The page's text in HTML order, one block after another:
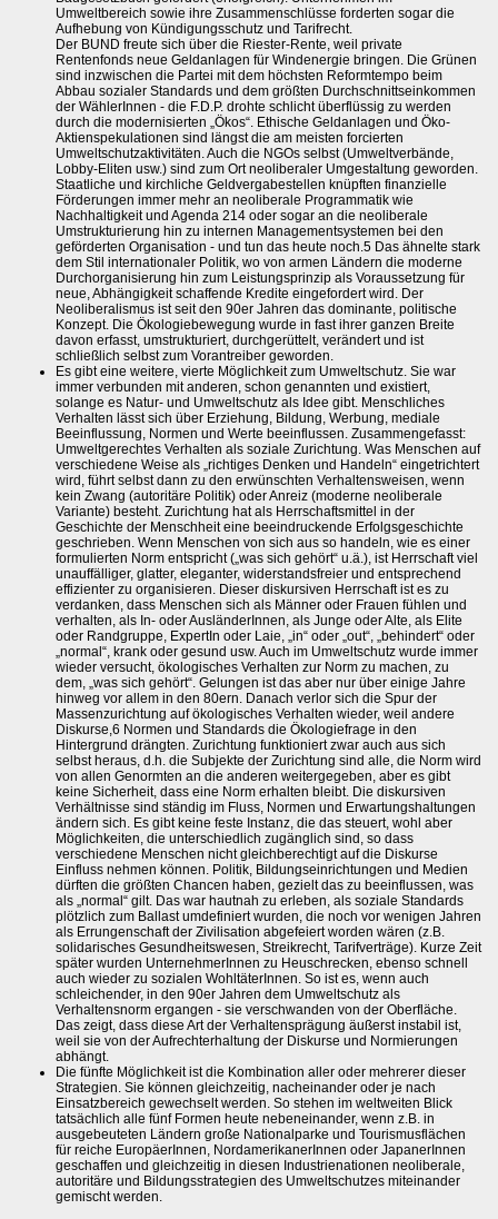
Umweltbereich sowie ihre Zusammenschlüsse forderten sogar die
Aufhebung von Kündigungsschutz und Tarifrecht.
Der BUND freute sich über die Riester-Rente, weil private
Rentenfonds neue Geldanlagen für Windenergie bringen. Die Grünen
sind inzwischen die Partei mit dem höchsten Reformtempo beim
Abbau sozialer Standards und dem größten Durchschnittseinkommen
der WählerInnen - die F.D.P. drohte schlicht überflüssig zu werden
durch die modernisierten „Ökos“. Ethische Geldanlagen und Öko-
Aktienspekulationen sind längst die am meisten forcierten
Umweltschutzaktivitäten. Auch die NGOs selbst (Umweltverbände,
Lobby-Eliten usw.) sind zum Ort neoliberaler Umgestaltung geworden.
Staatliche und kirchliche Geldvergabestellen knüpften finanzielle
Förderungen immer mehr an neoliberale Programmatik wie
Nachhaltigkeit und Agenda 214 oder sogar an die neoliberale
Umstrukturierung hin zu internen Managementsystemen bei den
geförderten Organisation - und tun das heute noch.5 Das ähnelte stark
dem Stil internationaler Politik, wo von armen Ländern die moderne
Durchorganisierung hin zum Leistungsprinzip als Voraussetzung für
neue, Abhängigkeit schaffende Kredite eingefordert wird. Der
Neoliberalismus ist seit den 90er Jahren das dominante, politische
Konzept. Die Ökologiebewegung wurde in fast ihrer ganzen Breite
davon erfasst, umstrukturiert, durchgerüttelt, verändert und ist
schließlich selbst zum Vorantreiber geworden.
Es gibt eine weitere, vierte Möglichkeit zum Umweltschutz. Sie war
immer verbunden mit anderen, schon genannten und existiert,
solange es Natur- und Umweltschutz als Idee gibt. Menschliches
Verhalten lässt sich über Erziehung, Bildung, Werbung, mediale
Beeinflussung, Normen und Werte beeinflussen. Zusammengefasst:
Umweltgerechtes Verhalten als soziale Zurichtung. Was Menschen auf
verschiedene Weise als „richtiges Denken und Handeln“ eingetrichtert
wird, führt selbst dann zu den erwünschten Verhaltensweisen, wenn
kein Zwang (autoritäre Politik) oder Anreiz (moderne neoliberale
Variante) besteht. Zurichtung hat als Herrschaftsmittel in der
Geschichte der Menschheit eine beeindruckende Erfolgsgeschichte
geschrieben. Wenn Menschen von sich aus so handeln, wie es einer
formulierten Norm entspricht („was sich gehört“ u.ä.), ist Herrschaft viel
unauffälliger, glatter, eleganter, widerstandsfreier und entsprechend
effizienter zu organisieren. Dieser diskursiven Herrschaft ist es zu
verdanken, dass Menschen sich als Männer oder Frauen fühlen und
verhalten, als In- oder AusländerInnen, als Junge oder Alte, als Elite
oder Randgruppe, ExpertIn oder Laie, „in“ oder „out“, „behindert“ oder
„normal“, krank oder gesund usw. Auch im Umweltschutz wurde immer
wieder versucht, ökologisches Verhalten zur Norm zu machen, zu
dem, „was sich gehört“. Gelungen ist das aber nur über einige Jahre
hinweg vor allem in den 80ern. Danach verlor sich die Spur der
Massenzurichtung auf ökologisches Verhalten wieder, weil andere
Diskurse,6 Normen und Standards die Ökologiefrage in den
Hintergrund drängten. Zurichtung funktioniert zwar auch aus sich
selbst heraus, d.h. die Subjekte der Zurichtung sind alle, die Norm wird
von allen Genormten an die anderen weitergegeben, aber es gibt
keine Sicherheit, dass eine Norm erhalten bleibt. Die diskursiven
Verhältnisse sind ständig im Fluss, Normen und Erwartungshaltungen
ändern sich. Es gibt keine feste Instanz, die das steuert, wohl aber
Möglichkeiten, die unterschiedlich zugänglich sind, so dass
verschiedene Menschen nicht gleichberechtigt auf die Diskurse
Einfluss nehmen können. Politik, Bildungseinrichtungen und Medien
dürften die größten Chancen haben, gezielt das zu beeinflussen, was
als „normal“ gilt. Das war hautnah zu erleben, als soziale Standards
plötzlich zum Ballast umdefiniert wurden, die noch vor wenigen Jahren
als Errungenschaft der Zivilisation abgefeiert worden wären (z.B.
solidarisches Gesundheitswesen, Streikrecht, Tarifverträge). Kurze Zeit
später wurden UnternehmerInnen zu Heuschrecken, ebenso schnell
auch wieder zu sozialen WohltäterInnen. So ist es, wenn auch
schleichender, in den 90er Jahren dem Umweltschutz als
Verhaltensnorm ergangen - sie verschwanden von der Oberfläche.
Das zeigt, dass diese Art der Verhaltensprägung äußerst instabil ist,
weil sie von der Aufrechterhaltung der Diskurse und Normierungen
abhängt.
Die fünfte Möglichkeit ist die Kombination aller oder mehrerer dieser
Strategien. Sie können gleichzeitig, nacheinander oder je nach
Einsatzbereich gewechselt werden. So stehen im weltweiten Blick
tatsächlich alle fünf Formen heute nebeneinander, wenn z.B. in
ausgebeuteten Ländern große Nationalparke und Tourismusflächen
für reiche EuropäerInnen, NordamerikanerInnen oder JapanerInnen
geschaffen und gleichzeitig in diesen Industrienationen neoliberale,
autoritäre und Bildungsstrategien des Umweltschutzes miteinander
gemischt werden.